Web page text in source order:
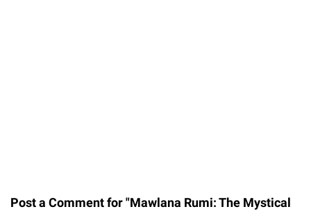
Post a Comment for "Mawlana Rumi: The Mystical